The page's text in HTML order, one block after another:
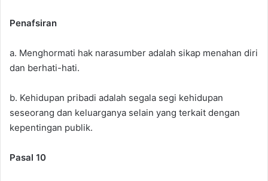
Penafsiran
a. Menghormati hak narasumber adalah sikap menahan diri
dan berhati-hati.
b. Kehidupan pribadi adalah segala segi kehidupan
seseorang dan keluarganya selain yang terkait dengan
kepentingan publik.
Pasal 10